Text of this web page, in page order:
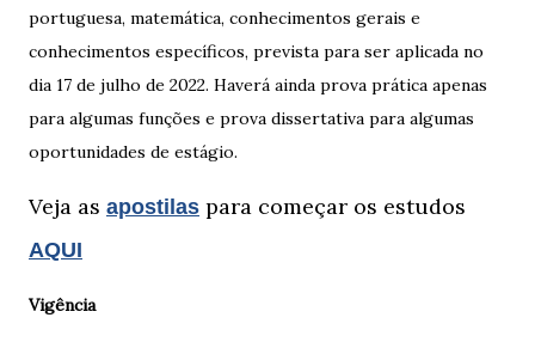
portuguesa, matemática, conhecimentos gerais e
conhecimentos específicos, prevista para ser aplicada no
dia 17 de julho de 2022. Haverá ainda prova prática apenas
para algumas funções e prova dissertativa para algumas
oportunidades de estágio.
Veja as apostilas para começar os estudos
AQUI
Vigência